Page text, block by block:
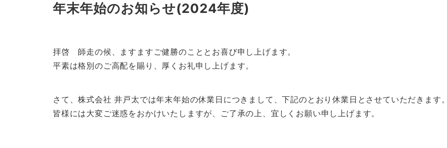
年末年始のお知らせ(2024年度)
拝啓 師走の候、ますますご健勝のこととお喜び申し上げます。
平素は格別のご高配を賜り、厚くお礼申し上げます。
さて、株式会社 井戸太では年末年始の休業日につきまして、下記のとおり休業日とさせていただきます
皆様には大変ご迷惑をおかけいたしますが、ご了承の上、宜しくお願い申し上げます。